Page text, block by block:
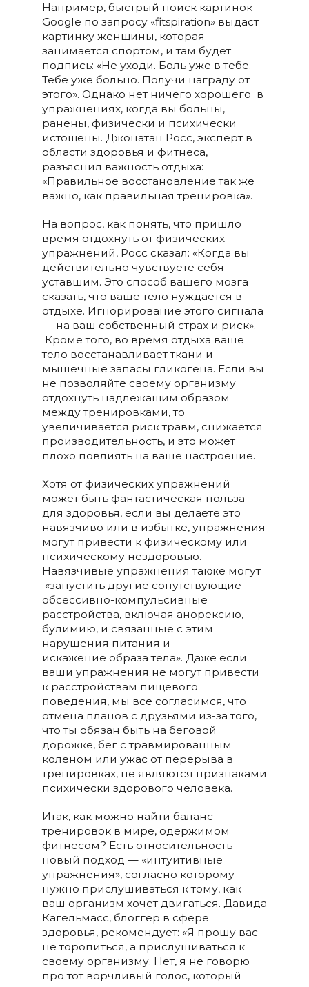
Например, быстрый поиск картинок
Google по запросу «fitspiration» выдаст
картинку женщины, которая
занимается спортом, и там будет
подпись: «Не уходи. Боль уже в тебе.
Тебе уже больно. Получи награду от
этого». Однако нет ничего хорошего в
упражнениях, когда вы больны,
ранены, физически и психически
истощены. Джонатан Росс, эксперт в
области здоровья и фитнеса,
разъяснил важность отдыха:
«Правильное восстановление так же
важно, как правильная тренировка».
На вопрос, как понять, что пришло
время отдохнуть от физических
упражнений, Росс сказал: «Когда вы
действительно чувствуете себя
уставшим. Это способ вашего мозга
сказать, что ваше тело нуждается в
отдыхе. Игнорирование этого сигнала
— на ваш собственный страх и риск».
Кроме того, во время отдыха ваше
тело восстанавливает ткани и
мышечные запасы гликогена. Если вы
не позволяйте своему организму
отдохнуть надлежащим образом
между тренировками, то
увеличивается риск травм, снижается
производительность, и это может
плохо повлиять на ваше настроение.
Хотя от физических упражнений
может быть фантастическая польза
для здоровья, если вы делаете это
навязчиво или в избытке, упражнения
могут привести к физическому или
психическому нездоровью.
Навязчивые упражнения также могут
«запустить другие сопутствующие
обсессивно-компульсивные
расстройства, включая анорексию,
булимию, и связанные с этим
нарушения питания и
искажение образа тела». Даже если
ваши упражнения не могут привести
к расстройствам пищевого
поведения, мы все согласимся, что
отмена планов с друзьями из-за того,
что ты обязан быть на беговой
дорожке, бег с травмированным
коленом или ужас от перерыва в
тренировках, не являются признаками
психически здорового человека.
Итак, как можно найти баланс
тренировок в мире, одержимом
фитнесом? Есть относительность
новый подход — «интуитивные
упражнения», согласно которому
нужно прислушиваться к тому, как
ваш организм хочет двигаться. Давида
Кагельмасс, блоггер в сфере
здоровья, рекомендует: «Я прошу вас
не торопиться, а прислушиваться к
своему организму. Нет, я не говорю
про тот ворчливый голос, который